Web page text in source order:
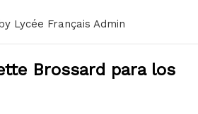
Lycée Français Admin
Brossard para los